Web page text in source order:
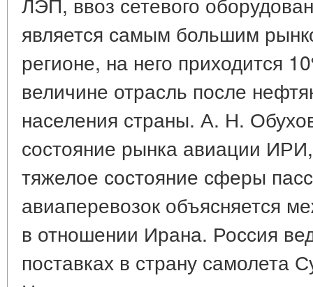
является самым большим
регионе, на него приходится
величине отрасль после
населения страны. А. Н.
состояние рынка авиации
тяжелое состояние сферы
авиаперевозок объясняется
в отношении Ирана. Россия
поставках в страну самолета